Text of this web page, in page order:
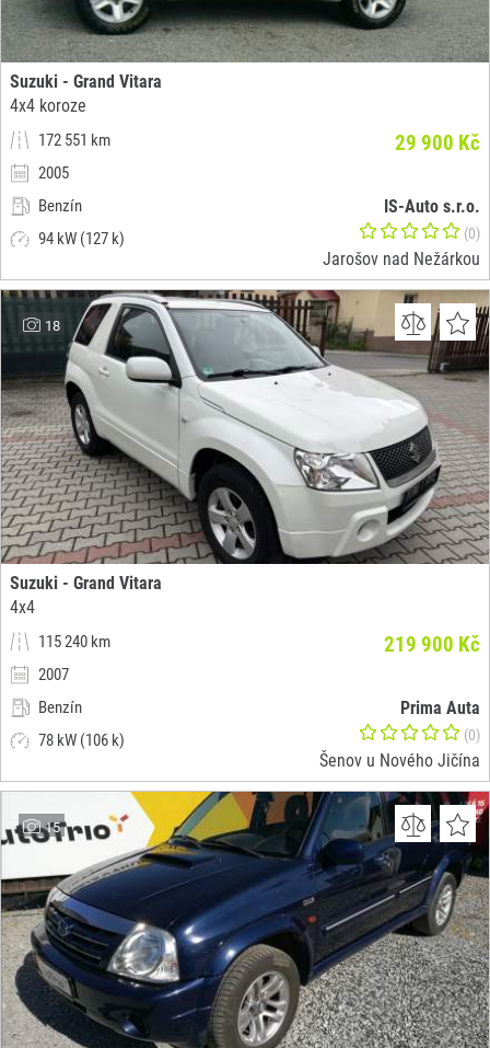
Suzuki - Grand Vitara
4x4 koroze
172 551 km
2005
Benzín
94 kW (127 k)
29 900 Kč
IS-Auto s.r.o.
(0)
Jarošov nad Nežárkou
18
Suzuki - Grand Vitara
4x4
115 240 km
2007
Benzín
78 kW (106 k)
219 900 Kč
Prima Auta
(0)
Šenov u Nového Jičína
15